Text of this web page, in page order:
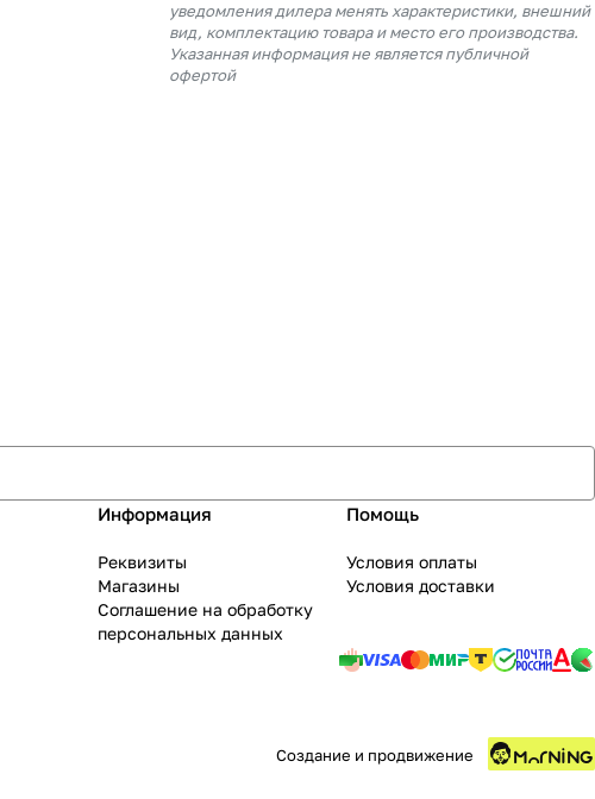
уведомления дилера менять характеристики, внешний
вид, комплектацию товара и место его производства.
Указанная информация не является публичной
офертой
Информация
Реквизиты
Магазины
Соглашение на обработку
персональных данных
Помощь
Условия оплаты
Условия доставки
Создание и продвижение